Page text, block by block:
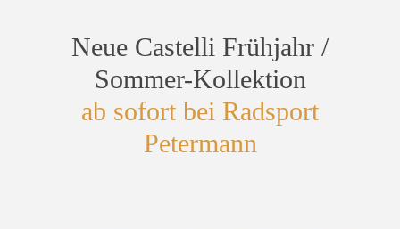
Neue Castelli Frühjahr /
Sommer-Kollektion
ab sofort bei Radsport
Petermann